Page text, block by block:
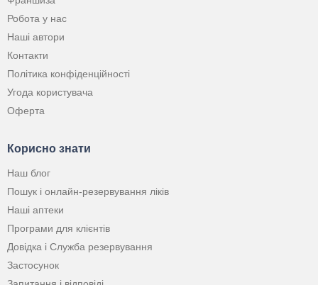
Робота у нас
Наші автори
Контакти
Політика конфіденційності
Угода користувача
Оферта
Корисно знати
Наш блог
Пошук і онлайн-резервування ліків
Наші аптеки
Програми для клієнтів
Довідка і Служба резервування
Застосунок